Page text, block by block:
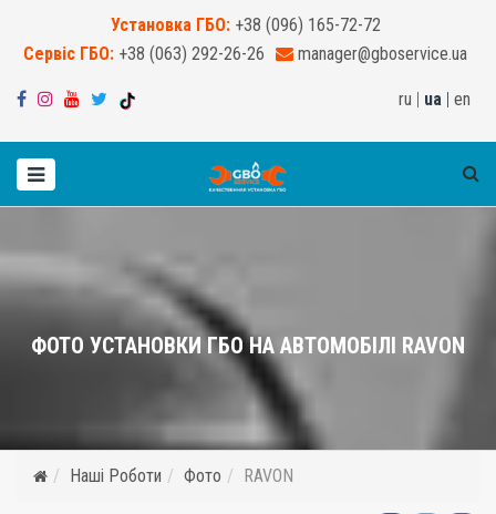
Установка ГБО: +38 (096) 165-72-72
Сервіс ГБО: +38 (063) 292-26-26 manager@gboservice.ua
ru | ua | en
ФОТО УСТАНОВКИ ГБО НА АВТОМОБІЛІ RAVON
Наші Роботи Фото RAVON